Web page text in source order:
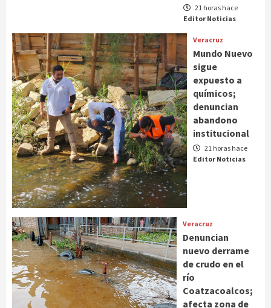
21 horas hace
Editor Noticias
Veracruz
Mundo Nuevo
sigue
expuesto a
químicos;
denuncian
abandono
institucional
21 horas hace
Editor Noticias
Veracruz
Denuncian
nuevo derrame
de crudo en el
río
Coatzacoalcos;
afecta zona de